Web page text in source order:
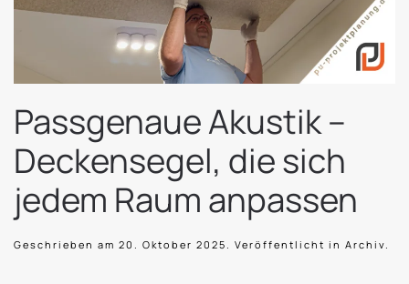
Passgenaue Akustik –
Deckensegel, die sich
jedem Raum anpassen
Geschrieben am 20. Oktober 2025 . Veröffentlicht in Archiv